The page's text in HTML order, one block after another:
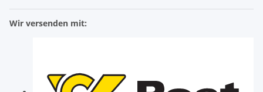
Wir versenden mit: